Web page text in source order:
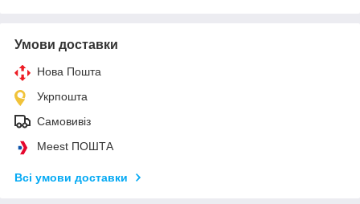
Умови доставки
Нова Пошта
Укрпошта
Самовивіз
Meest ПОШТА
Всі умови доставки